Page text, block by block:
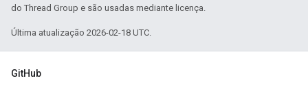
do Thread Group e são usadas mediante licença.
Última atualização 2026-02-18 UTC.
GitHub